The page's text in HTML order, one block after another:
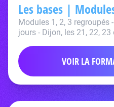
Les bases |
Modules 1, 2, 3 regroupés
jours - Dijon, les 21, 22,
VOIR LA